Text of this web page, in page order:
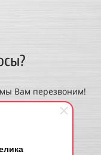
Вам перезвоним!